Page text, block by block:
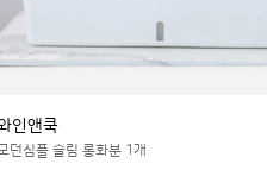
인앤쿡
던심플 슬림 롱화분 1개